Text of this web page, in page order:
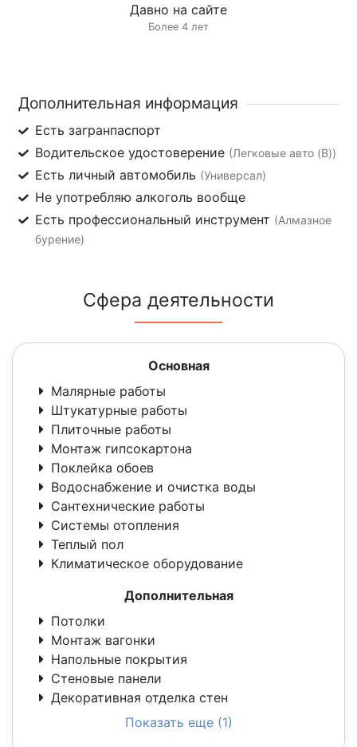
Давно на сайте
Более 4 лет
Дополнительная информация
Есть загранпаспорт
Водительское удостоверение (Легковые авто (B))
Есть личный автомобиль (Универсал)
Не употребляю алкоголь вообще
Есть профессиональный инструмент (Алмазное
бурение)
Сфера деятельности
Основная
Малярные работы
Штукатурные работы
Плиточные работы
Монтаж гипсокартона
Поклейка обоев
Водоснабжение и очистка воды
Сантехнические работы
Системы отопления
Теплый пол
Климатическое оборудование
Дополнительная
Потолки
Монтаж вагонки
Напольные покрытия
Стеновые панели
Декоративная отделка стен
Показать еще (1)